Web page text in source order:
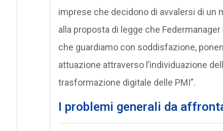
imprese che decidono di avvalersi di un
alla proposta di legge che
che guardiamo con soddisfazione,
attuazione attraverso l’individuazione
trasformazione digitale delle PMI”.
I problemi generali da